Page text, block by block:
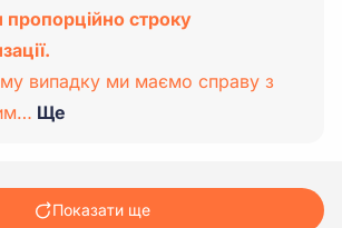
пропорційно строку
випадку ми маємо справу з
Ще
Показати ще